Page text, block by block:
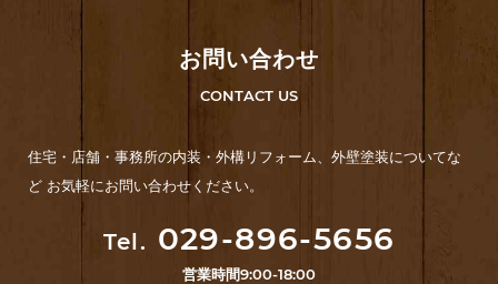
お問い合わせ
CONTACT US
住宅・店舗・事務所の内装・外構リフォーム、外壁塗装についてな
ど お気軽にお問い合わせください。
Tel. 029-896-5656
営業時間9:00-18:00